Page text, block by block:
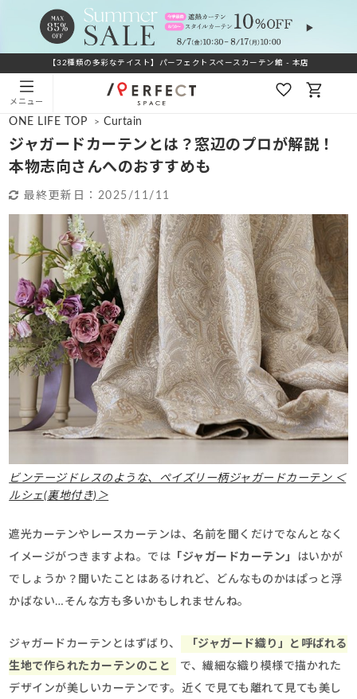
【32種類の多彩なテイスト】パーフェクトスペースカーテン館 - 本店
メニュー
ONE LIFE TOP > Curtain
ジャガードカーテンとは？窓辺のプロが解説！
本物志向さんへのおすすめも
最終更新日： 2025/11/11
ビンテージドレスのような、ペイズリー柄ジャガードカーテン ＜
ルシェ(裏地付き)＞
遮光カーテンやレースカーテンは、名前を聞くだけでなんとなく
イメージがつきますよね。では 「ジャガードカーテン」
はいかが
でしょうか？聞いたことはあるけれど、どんなものかはぱっと浮
かばない…そんな方も多いかもしれませんね。
ジャガードカーテンとはずばり、
「ジャガード織り」と呼ばれる
生地で作られたカーテンのこと
で、繊細な織り模様で描かれた
デザインが美しいカーテンです。近くで見ても離れて見ても美し